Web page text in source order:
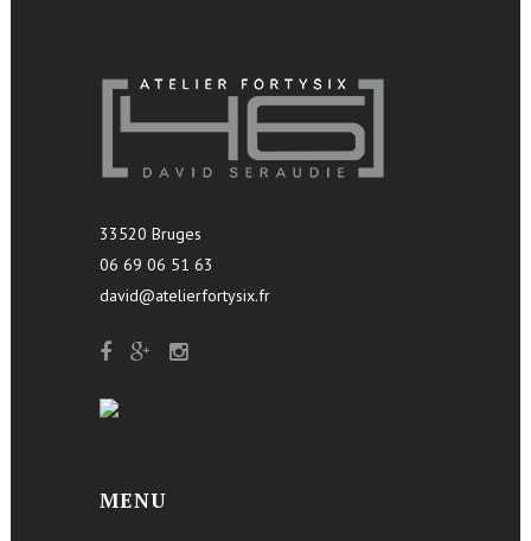
33520 Bruges
06 69 06 51 63
david@atelierfortysix.fr
MENU